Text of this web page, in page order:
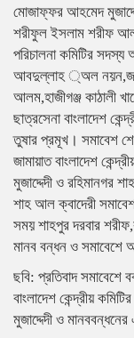
মোজাফ্ফর আহমেদ
শরীফুল ইসলাম শরীফ আল
পরিচালনা কমিটির
আবদুল্লাহ ্অল নয়ন,জলম
আলম,হাজীগঞ্জ কাঠালী
ছাত্রসেনা বাংলাদেশ
তুষার প্রমূখ। সমাবেশ
জামায়াত বাংলাদেশ
মুজাদ্দেদী ও রহিমানগর
শাহ আল ক্বাদেরী
সময় শাহপুর দরবার
মানব বন্ধন ও সমাবেশে
ছবি: প্রতিবাদ
বাংলাদেশ কেন্দ্রীয়
মুজাদ্দেদী ও